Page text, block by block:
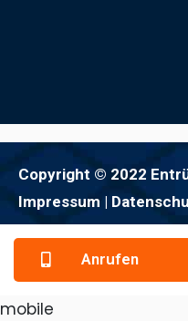
Copyright © 2022
Impressum |
Anrufen